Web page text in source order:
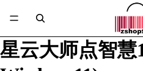
星云大师点智慧